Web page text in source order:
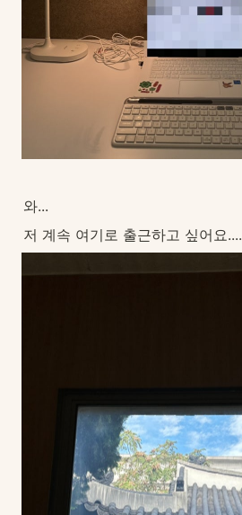
와...
저 계속 여기로 출근하고 싶어요....